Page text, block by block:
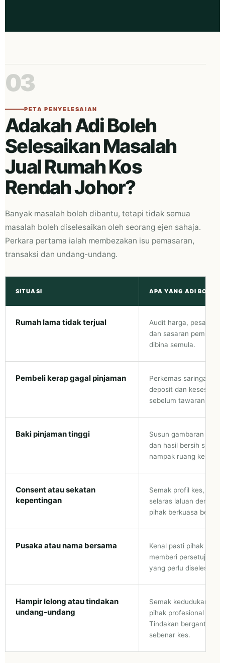
03
PETA PENYELESAIAN
Adakah Adi Boleh
Selesaikan Masalah
Jual Rumah Kos
Rendah Johor?
Banyak masalah boleh dibantu, tetapi tidak semua
masalah boleh diselesaikan oleh seorang ejen sahaja.
Perkara pertama ialah membezakan isu pemasaran,
transaksi dan undang-undang.
SITUASI APA YANG ADI BOLEH
Rumah lama tidak terjual
Audit harga, pesaing,
dan sasaran pembeli
dibina semula.
Pembeli kerap gagal pinjaman
Perkemas saringan
deposit dan
sebelum tawaran
Baki pinjaman tinggi
Susun gambaran
dan hasil bersih
nampak ruang
Consent atau sekatan
kepentingan
Semak profil kes,
selaras laluan dengan
pihak berkuasa
Pusaka atau nama bersama
Kenal pasti pihak yang
memberi persetujuan
yang perlu
Hampir lelong atau tindakan
undang-undang
Semak kedudukan
pihak profesional yang
Tindakan bergantung
sebenar kes.